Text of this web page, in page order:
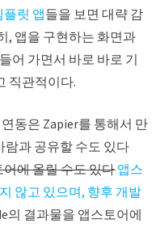
릿 앱들을 보면 대략 감
, 앱을 구현하는 화면과
어 가면서 바로 바로 기
직관적이다.
동은 Zapier를 통해서 만
과 공유할 수도 있다
에 올릴 수도 있다앱스
않고 있으며, 향후 개발
의 결과물을 앱스토어에